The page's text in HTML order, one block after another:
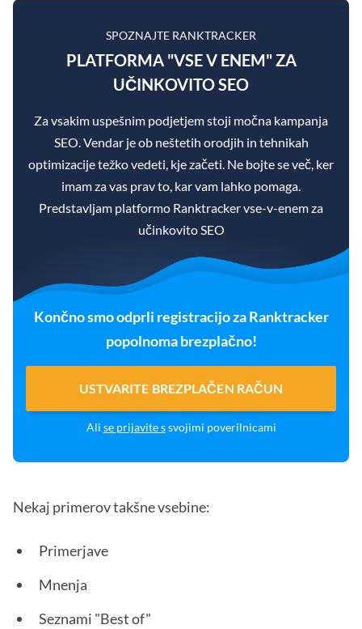
SPOZNAJTE RANKTRACKER
PLATFORMA "VSE V ENEM" ZA
UČINKOVITO SEO
Za vsakim uspešnim podjetjem stoji močna kampanja
SEO. Vendar je ob neštetih orodjih in tehnikah
optimizacije težko vedeti, kje začeti. Ne bojte se več, ker
imam za vas prav to, kar vam lahko pomaga.
Predstavljam platformo Ranktracker vse-v-enem za
učinkovito SEO
Končno smo odprli registracijo za Ranktracker
popolnoma brezplačno!
USTVARITE BREZPLAČEN RAČUN
Ali se prijavite ssvojimi poverilnicami
Nekaj primerov takšne vsebine:
Primerjave
Mnenja
Seznami "Best of"